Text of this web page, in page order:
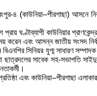
৪ (কাউনিয়া–পীরগাছা) আসনে
ঘণ্টাব্যাপী কাউনিয়ার
করেন এবং আসন্ন জাতীয় সংসদ
বিএনপির সিনিয়র যুগ্ম
সাবেক সহ-সভাপতি
এবং কাউনিয়া–পীরগাছা